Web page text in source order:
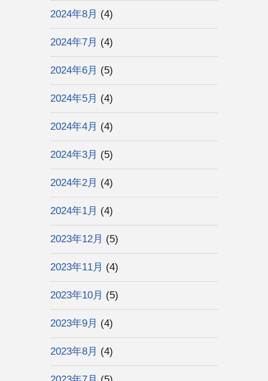
2024年8月 (4)
2024年7月 (4)
2024年6月 (5)
2024年5月 (4)
2024年4月 (4)
2024年3月 (5)
2024年2月 (4)
2024年1月 (4)
2023年12月 (5)
2023年11月 (4)
2023年10月 (5)
2023年9月 (4)
2023年8月 (4)